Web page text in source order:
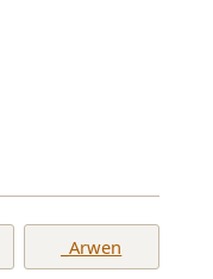
_Arwen